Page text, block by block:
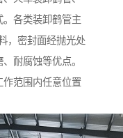
。各类装卸鹤管主
，密封面经抛光处
耐腐蚀等优点。
作范围内任意位置